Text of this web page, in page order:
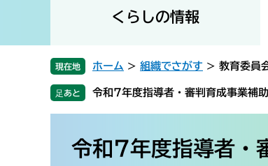
。
て
くらしの情報
現在地 ホーム > 組織でさがす > 教育委員
令和7年度指導者・審判育成事業補
令和7年度指導者・